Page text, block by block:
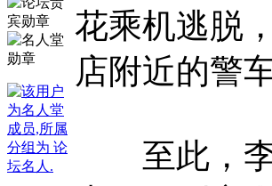
花乘机逃脱
店附近的警
至此，李